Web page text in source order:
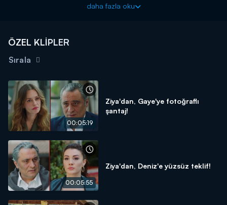
Kraliçe, her çarşamba saat 20.00'da Kanal D'de!
daha fazla oku
ÖZEL KLİPLER
Sırala
00:05:19
Ziya'dan, Gaye'ye fotoğraflı
şantaj!
00:05:55
Ziya'dan, Deniz'e yüzsüz teklif!